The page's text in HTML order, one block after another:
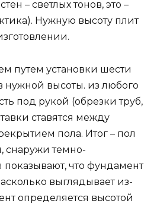
– светлых тонов, это –
Нужную высоту плит
путем установки шести
нужной высоты. из любого
под рукой (обрезки труб,
ставятся между
пола. Итог – пол
снаружи темно-
что фундамент
выглядывает из-
определяется высотой